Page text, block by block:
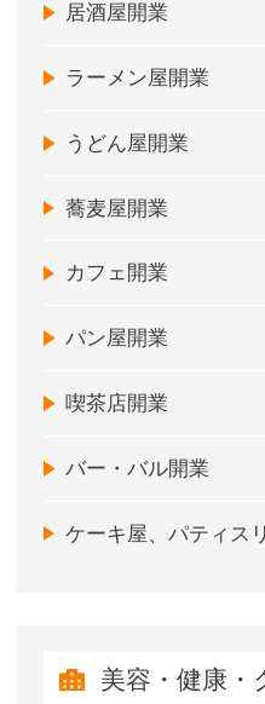
居酒屋開業
ラーメン屋開業
うどん屋開業
蕎麦屋開業
カフェ開業
パン屋開業
喫茶店開業
バー・バル開業
ケーキ屋、パティス
美容・健康・